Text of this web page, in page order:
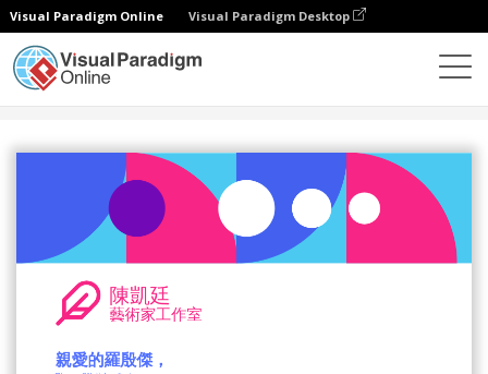
Visual Paradigm Online Visual Paradigm Desktop